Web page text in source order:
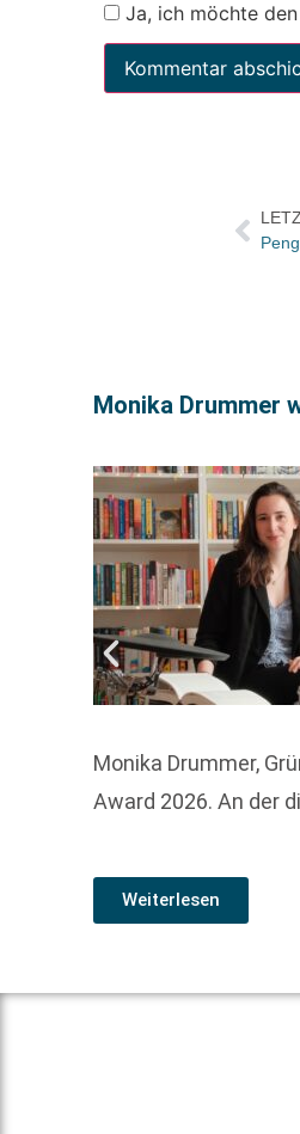
Ja, ich möchte
Monika Drummer
Monika Drummer,
Award 2026. An der
Weiterlesen